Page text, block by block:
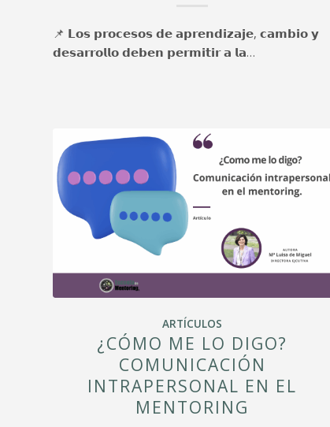
📌 𝗟𝗼𝘀 𝗽𝗿𝗼𝗰𝗲𝘀𝗼𝘀 𝗱𝗲 𝗮𝗽𝗿𝗲𝗻𝗱𝗶𝘇𝗮𝗷𝗲, 𝗰𝗮𝗺𝗯𝗶𝗼 𝘆
𝗱𝗲𝘀𝗮𝗿𝗿𝗼𝗹𝗹𝗼 𝗱𝗲𝗯𝗲𝗻 𝗽𝗲𝗿𝗺𝗶𝘁𝗶𝗿 𝗮 𝗹𝗮…
ARTÍCULOS
¿CÓMO ME LO DIGO?
COMUNICACIÓN
INTRAPERSONAL EN EL
MENTORING